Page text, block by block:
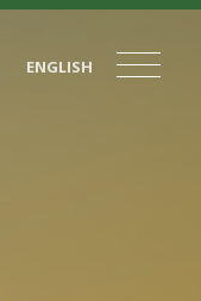
ENGLISH